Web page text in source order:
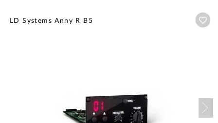
LD Systems Anny R B5